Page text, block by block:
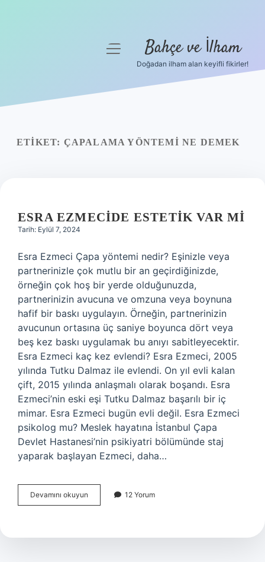
Yasal Uyarı
menüyü
Bahçe ve İlham
Doğadan ilham alan keyifli fikirler!
ETIKET: ÇAPALAMA YÖNTEMI NE DEMEK
ESRA EZMECIDE ESTETIK VAR MI
Tarih: Eylül 7, 2024
Esra Ezmeci Çapa yöntemi nedir? Eşinizle veya
partnerinizle çok mutlu bir an geçirdiğinizde,
örneğin çok hoş bir yerde olduğunuzda,
partnerinizin avucuna ve omzuna veya boynuna
hafif bir baskı uygulayın. Örneğin, partnerinizin
avucunun ortasına üç saniye boyunca dört veya
beş kez baskı uygulamak bu anıyı sabitleyecektir.
Esra Ezmeci kaç kez evlendi? Esra Ezmeci, 2005
yılında Tutku Dalmaz ile evlendi. On yıl evli kalan
çift, 2015 yılında anlaşmalı olarak boşandı. Esra
Ezmeci’nin eski eşi Tutku Dalmaz başarılı bir iç
mimar. Esra Ezmeci bugün evli değil. Esra Ezmeci
psikolog mu? Meslek hayatına İstanbul Çapa
Devlet Hastanesi’nin psikiyatri bölümünde staj
yaparak başlayan Ezmeci, daha…
Devamını okuyun
Ezmecide
Mi
12 Yorum